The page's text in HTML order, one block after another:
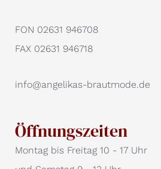
FON 02631 946708
FAX 02631 946718
info@angelikas-brautmode.de
Öffnungszeiten
Montag bis Freitag 10 - 17 Uhr